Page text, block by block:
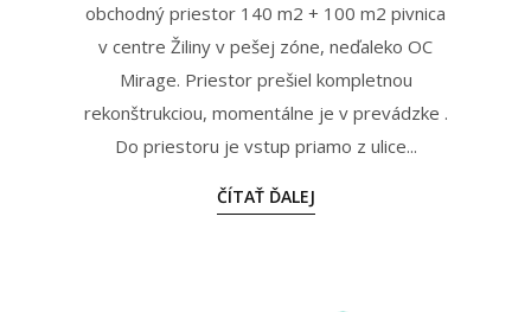
obchodný priestor 140 m2 + 100 m2 pivnica
v centre Žiliny v pešej zóne, neďaleko OC
Mirage. Priestor prešiel kompletnou
rekonštrukciou, momentálne je v prevádzke .
Do priestoru je vstup priamo z ulice...
ČÍTAŤ ĎALEJ